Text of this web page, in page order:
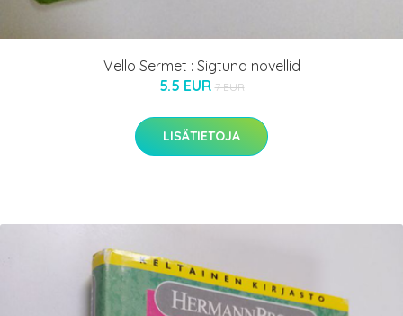
Vello Sermet : Sigtuna novellid
5.5 EUR 7 EUR
LISÄTIETOJA